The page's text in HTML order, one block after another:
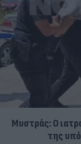
Μυστράς: Ο
της